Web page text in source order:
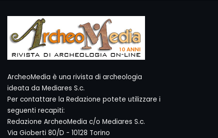
ArcheoMedia è una rivista di archeologia
ideata da Mediares S.c.
Per contattare la Redazione potete utilizzare i
seguenti recapiti:
Redazione ArcheoMedia c/o Mediares S.c.
Via Gioberti 80/D - 10128 Torino